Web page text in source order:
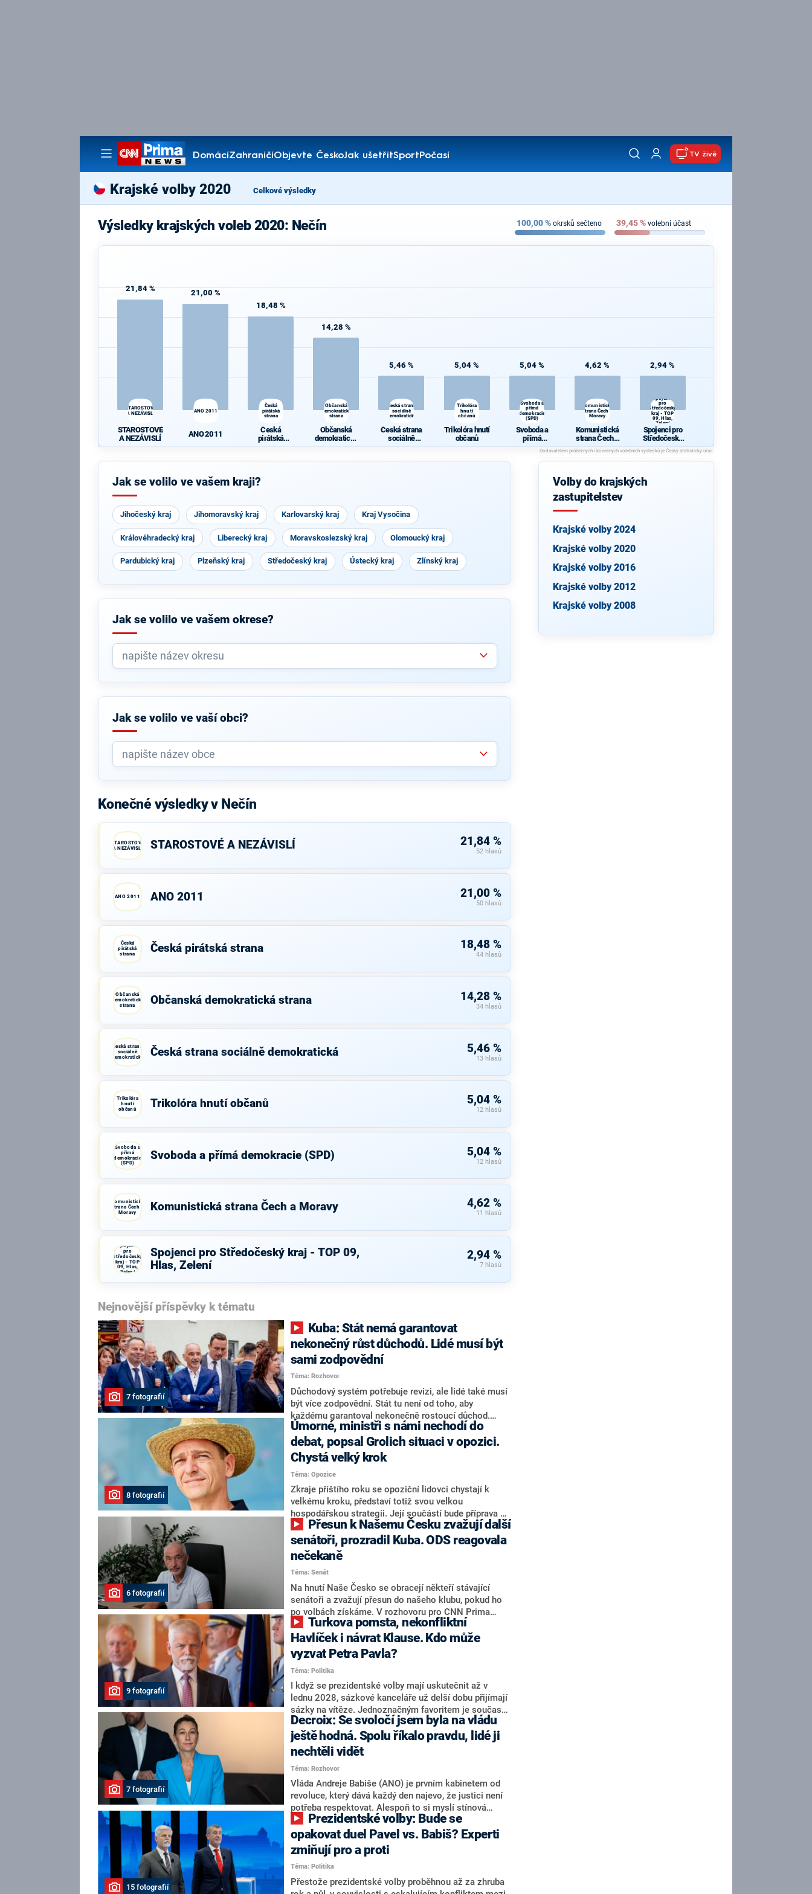
DomácíZahraničíObjevte ČeskoJak ušetřitSportPočasí
Pořady
TV živě
Krajské volby 2020 Celkové výsledky
Výsledky krajských voleb 2020: Nečín 100,00% okrsků sečteno 39,45% volební účast
21,84 %
STAROSTOVÉ
A NEZÁVISLÍ
STAROSTOVÉ
A NEZÁVISLÍ
21,00 %
ANO 2011
ANO 2011
18,48 %
Česká
pirátská
strana
Česká
pirátská
14,28 %
Občanská
demokratická
strana
Občanská
demokratická
5,46 %
Česká strana
sociálně
demokratická
Česká strana
sociálně
5,04 %
Trikolóra
hnutí
občanů
Trikolóra hnutí
občanů
5,04 %
Svoboda a
přímá
demokracie
(SPD)
Svoboda a
přímá
demokracie
(SPD)
4,62 %
Komunistická
strana Čech a
Moravy
Komunistická
strana Čech a
Moravy
2,94 %
Spojenci
pro
Středočeský
kraj - TOP
09, Hlas,
Zelení
Spojenci pro
Středočeský
kraj - TOP 09,
Hlas, Zelení
Jak se volilo ve vašem kraji?
Jihočeský kraj Jihomoravský kraj Karlovarský kraj Kraj Vysočina
Královéhradecký kraj Liberecký kraj Moravskoslezský kraj Olomoucký kraj
Pardubický kraj Plzeňský kraj Středočeský kraj Ústecký kraj Zlínský kraj
Jak se volilo ve vašem okrese?
Jak se volilo ve vaší obci?
Konečné výsledky v Nečín
STAROSTOVÉ
A NEZÁVISLÍ
STAROSTOVÉ A NEZÁVISLÍ 21,84 %
52 hlasů
ANO 2011 ANO 2011 21,00 %
50 hlasů
Česká
pirátská
strana
Česká pirátská strana 18,48 %
44 hlasů
Občanská
demokratická
strana
Občanská demokratická strana 14,28 %
34 hlasů
Česká strana
sociálně
demokratická
Česká strana sociálně demokratická 5,46 %
13 hlasů
Trikolóra
hnutí
občanů
Trikolóra hnutí občanů 5,04 %
12 hlasů
Svoboda a
přímá
demokracie
(SPD)
Svoboda a přímá demokracie (SPD) 5,04 %
12 hlasů
Komunistická
strana Čech a
Moravy
Komunistická strana Čech a Moravy 4,62 %
11 hlasů
Spojenci
pro
Středočeský
kraj - TOP
09, Hlas,
Zelení
Spojenci pro Středočeský kraj - TOP 09,
Hlas, Zelení
2,94 %
7 hlasů
Nejnovější příspěvky k tématu
7 fotografií
nekonečný růst důchodů. Lidé musí být
sami zodpovědní
Téma: Rozhovor
Důchodový systém potřebuje revizi, ale lidé také musí
být více zodpovědní. Stát tu není od toho, aby
každému garantoval nekonečně rostoucí důchod.
Chybí tu nový systém a my ho představíme,řekl
hejtman Jihočeského kraje a předseda hnutí Naše
Česko Martin Kuba v rozhovoru pro CNN Prima NEWS.
V čele státu pak podle něj nemůže být člověk, který by
střetem zájmů omezoval čerpání financí a rozvoj,
dodal. Řešení u Andreje Babiše ale hodnotit nechtěl.
8 fotografií
Úmorné, ministři s námi nechodí do
debat, popsal Grolich situaci v opozici.
Chystá velký krok
Téma: Opozice
Zkraje příštího roku se opoziční lidovci chystají k
velkému kroku, představí totiž svou velkou
hospodářskou strategii. Její součástí bude příprava na
stárnutí populace, řekl ve středu na setkání s novináři
nový předseda lidovců Jan Grolich. Ten zároveň v
senátních volbách kandiduje ve Vyškově. Popsal i
aktivitu opozice, o níž vládní strany nebo političtí
komentátoři mluví jako o slabé a v defenzivě. „Je to
úmorná práce upozorňovat na chyby vlády. Ministři s
námi navíc nechodí do debat. Chceme ale ukazovat
svoje témata,“ odpověděl Grolich na dotaz CNN Prima
NEWS.
6 fotografií
senátoři, prozradil Kuba. ODS reagovala
nečekaně
Téma: Senát
Na hnutí Naše Česko se obracejí někteří stávající
senátoři a zvažují přesun do našeho klubu, pokud ho
po volbách získáme. V rozhovoru pro CNN Prima
NEWS to řekl zakladatel hnutí a jihočeský hejtman
Martin Kuba. Konkrétní nebyl, ale získat by takto mohl
například senátora Zdeňka Hrabu, který je dnes
součástí klubu ODS a TOP 09. Hraba to na dotaz
redakce nevyloučil. Předseda klubu senátorů ODS
Zdeněk Nytra redakci řekl, že počítá s odchodem
některých senátorů z klubu a že Naše Česko není
nepřítel, ale soupeř.
9 fotografií
Havlíček i návrat Klause. Kdo může
vyzvat Petra Pavla?
Téma: Politika
I když se prezidentské volby mají uskutečnit až v
lednu 2028, sázkové kanceláře už delší dobu přijímají
sázky na vítěze. Jednoznačným favoritem je současná
hlava státu Petr Pavel. Daleko za ním pak bookmakeři
zmiňují dva výrazné politiky ANO, tedy premiéra
Andreje Babiše a ministra průmyslu Karla Havlíčka.
Oblíbeným tipem samotných sázkařů je poslanec za
Motoristy Filip Turek. Politolog Jan Kubáček nicméně
o případné kandidatuře kohokoliv ze zmíněné trojice
značně pochybuje. Podle něj současná koalice dosud
nemá osobu, která by Pavlovi mohla konkurovat.
7 fotografií
Decroix: Se svoločí jsem byla na vládu
ještě hodná. Spolu říkalo pravdu, lidé ji
nechtěli vidět
Téma: Rozhovor
Vláda Andreje Babiše (ANO) je prvním kabinetem od
revoluce, který dává každý den najevo, že justici není
potřeba respektovat. Alespoň to si myslí stínová
ministryně spravedlnosti ODS Eva Decroix. V
rozhovoru pro CNN Prima NEWS si nebrala servítky
ohledně politického výkonu svého nástupce Jeronýma
Tejce (za ANO) či vládní zmocněnkyně pro lidská
práva Taťány Malé (ANO). Označením „svoloč“ na
adresu vlády prý byla ještě hodná. Decroix se také
15 fotografií
opakovat duel Pavel vs. Babiš? Experti
zmiňují pro a proti
Téma: Politika
Přestože prezidentské volby proběhnou až za zhruba
Volby do krajských
zastupitelstev
Krajské volby 2024
Krajské volby 2020
Krajské volby 2016
Krajské volby 2012
Krajské volby 2008